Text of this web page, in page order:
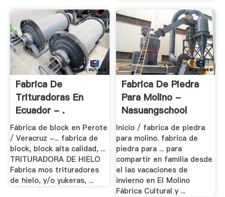
Fabrica De
Trituradoras En
Ecuador - .
Fábrica de block en Perote
/ Veracruz -... fabrica de
block, block alta calidad, ...
TRITURADORA DE HIELO
Fabrica mos trituradores
de hielo, y/o yukeras, ...
Fabrica De Piedra
Para Molino -
Nasuangschool
Inicio / fabrica de piedra
para molino. fabrica de
piedra para ... para
compartir en familia desde
el las vacaciones de
invierno en El Molino
Fábrica Cultural y ...